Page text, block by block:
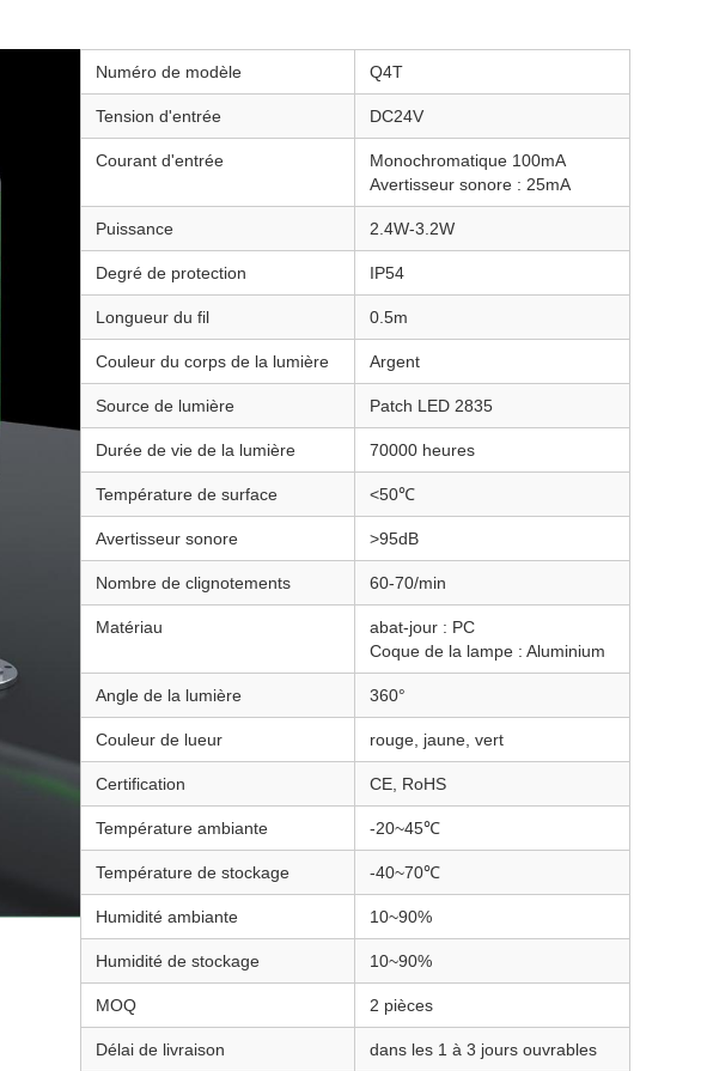
Numéro de modèle Q4T
Tension d'entrée DC24V
Courant d'entrée
Monochromatique 100mA
Avertisseur sonore : 25mA
Puissance 2.4W-3.2W
Degré de protection IP54
Longueur du fil 0.5m
Couleur du corps de la lumière Argent
Source de lumière Patch LED 2835
Durée de vie de la lumière 70000 heures
Température de surface <50℃
Avertisseur sonore >95dB
Nombre de clignotements 60-70/min
Matériau
abat-jour : PC
Coque de la lampe : Aluminium
Angle de la lumière 360°
Couleur de lueur rouge, jaune, vert
Certification CE, RoHS
Température ambiante -20~45℃
Température de stockage -40~70℃
Humidité ambiante 10~90%
Humidité de stockage 10~90%
MOQ 2 pièces
Délai de livraison dans les 1 à 3 jours ouvrables